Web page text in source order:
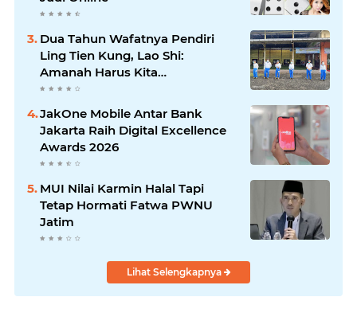
Dua Tahun Wafatnya Pendiri
Ling Tien Kung, Lao Shi:
Amanah Harus Kita
Laksanakan!
JakOne Mobile Antar Bank
Jakarta Raih Digital Excellence
Awards 2026
MUI Nilai Karmin Halal Tapi
Tetap Hormati Fatwa PWNU
Jatim
Lihat Selengkapnya